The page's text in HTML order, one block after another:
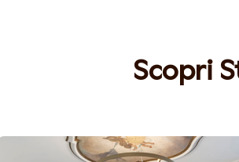
Scopri